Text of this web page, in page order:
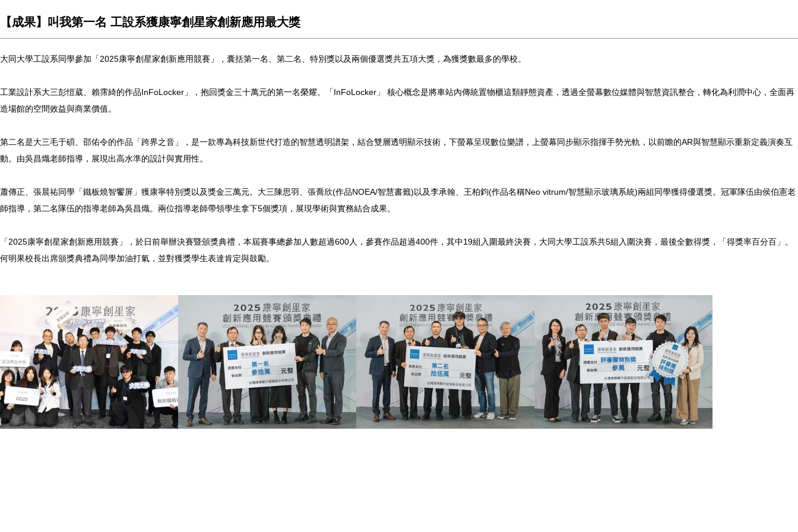
【成果】叫我第一名 工設系獲康寧創星家創新應用最大獎
大同大學工設系同學參加「2025康寧創星家創新應用競賽」，囊括第一名、第二名、特別獎以及兩個優選獎共五項大獎，為獲獎數最多的學校。
工業設計系大三彭愷葳、賴霈綺的作品InFoLocker」，抱回獎金三十萬元的第一名榮耀。「InFoLocker」 核心概念是將車站內傳統置物櫃這類靜態資產，透過全螢幕數位媒體與智慧資訊整合，轉化為利潤中心，全面再
造場館的空間效益與商業價值。
第二名是大三毛于碩、邵佑令的作品「跨界之音」，是一款專為科技新世代打造的智慧透明譜架，結合雙層透明顯示技術，下螢幕呈現數位樂譜，上螢幕同步顯示指揮手勢光軌，以前瞻的AR與智慧顯示重新定義演奏互
動。由吳昌熾老師指導，展現出高水準的設計與實用性。
蕭傳正、張晨祐同學「鐵板燒智饗屏」獲康寧特別獎以及獎金三萬元。大三陳思羽、張喬欣(作品NOEA/智慧書籤)以及李承翰、王柏鈞(作品名稱Neo vitrum/智慧顯示玻璃系統)兩組同學獲得優選獎。冠軍隊伍由侯伯憲老
師指導，第二名隊伍的指導老師為吳昌熾。兩位指導老師帶領學生拿下5個獎項，展現學術與實務結合成果。
「2025康寧創星家創新應用競賽」，於日前舉辦決賽暨頒獎典禮，本屆賽事總參加人數超過600人，參賽作品超過400件，其中19組入圍最終決賽，大同大學工設系共5組入圍決賽，最後全數得獎，「得獎率百分百」。
何明果校長出席頒獎典禮為同學加油打氣，並對獲獎學生表達肯定與鼓勵。